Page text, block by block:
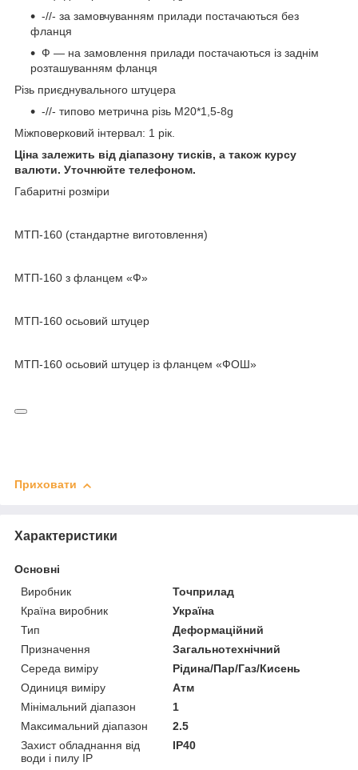
-//- за замовчуванням прилади постачаються без
фланця
Ф — на замовлення прилади постачаються із заднім
розташуванням фланця
Різь приєднувального штуцера
-//- типово метрична різь М20*1,5-8g
Міжповерковий інтервал: 1 рік.
Ціна залежить від діапазону тисків, а також курсу
валюти. Уточнюйте телефоном.
Габаритні розміри
МТП-160 (стандартне виготовлення)
МТП-160 з фланцем «Ф»
МТП-160 осьовий штуцер
МТП-160 осьовий штуцер із фланцем «ФОШ»
Приховати
Характеристики
Основні
Виробник
Точприлад
Країна виробник
Україна
Тип
Деформаційний
Призначення
Загальнотехнічний
Середа виміру
Рідина/Пар/Газ/Кисень
Одиниця виміру
Атм
Мінімальний діапазон
1
Максимальний діапазон
2.5
Захист обладнання від
води і пилу IP
IP40